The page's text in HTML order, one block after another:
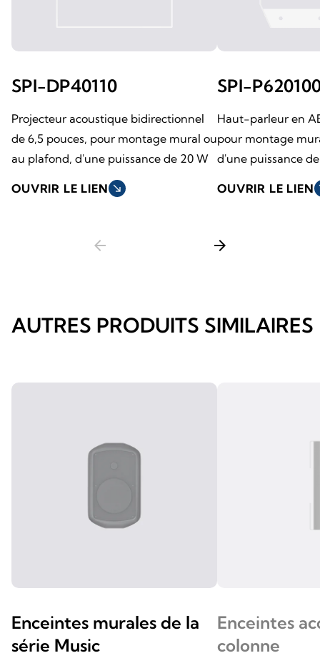
SPI-DP40110
Projecteur acoustique bidirectionnel
de 6,5 pouces, pour montage mural ou
au plafond, d'une puissance de 20 W
OUVRIR LE LIEN south_east
SPI-
Haut-parleur en
pour montage
d'une puissance
OUVRIR LE LIEN
arrow_back arrow_forward
AUTRES PRODUITS SIMILAIRES
Enceintes murales de la
série Music
Enceintes
colonne